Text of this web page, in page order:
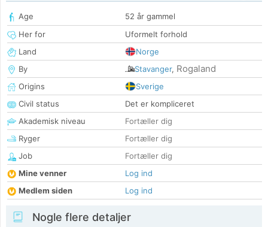
Age
52 år gammel
Her for
Uformelt forhold
Land
Norge
By
Stavanger, Rogaland
Origins
Sverige
Civil status
Det er kompliceret
Akademisk niveau
Fortæller dig
Ryger
Fortæller dig
Job
Fortæller dig
Mine venner
Log ind
Medlem siden
Log ind
Nogle flere detaljer